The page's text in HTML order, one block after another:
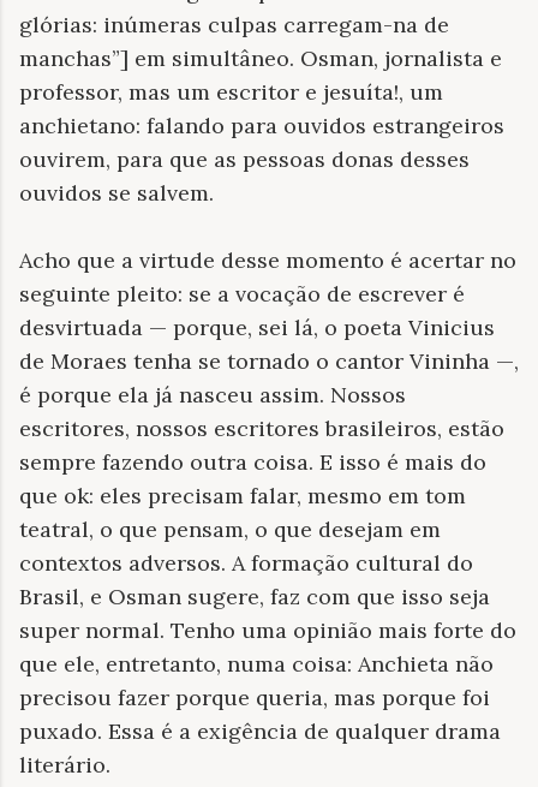
glórias: inúmeras culpas carregam-na de
manchas”] em simultâneo. Osman, jornalista e
professor, mas um escritor e jesuíta!, um
anchietano: falando para ouvidos estrangeiros
ouvirem, para que as pessoas donas desses
ouvidos se salvem.
Acho que a virtude desse momento é acertar no
seguinte pleito: se a vocação de escrever é
desvirtuada — porque, sei lá, o poeta Vinicius
de Moraes tenha se tornado o cantor Vininha —,
é porque ela já nasceu assim. Nossos
escritores, nossos escritores brasileiros, estão
sempre fazendo outra coisa. E isso é mais do
que ok: eles precisam falar, mesmo em tom
teatral, o que pensam, o que desejam em
contextos adversos. A formação cultural do
Brasil, e Osman sugere, faz com que isso seja
super normal. Tenho uma opinião mais forte do
que ele, entretanto, numa coisa: Anchieta não
precisou fazer porque queria, mas porque foi
puxado. Essa é a exigência de qualquer drama
literário.